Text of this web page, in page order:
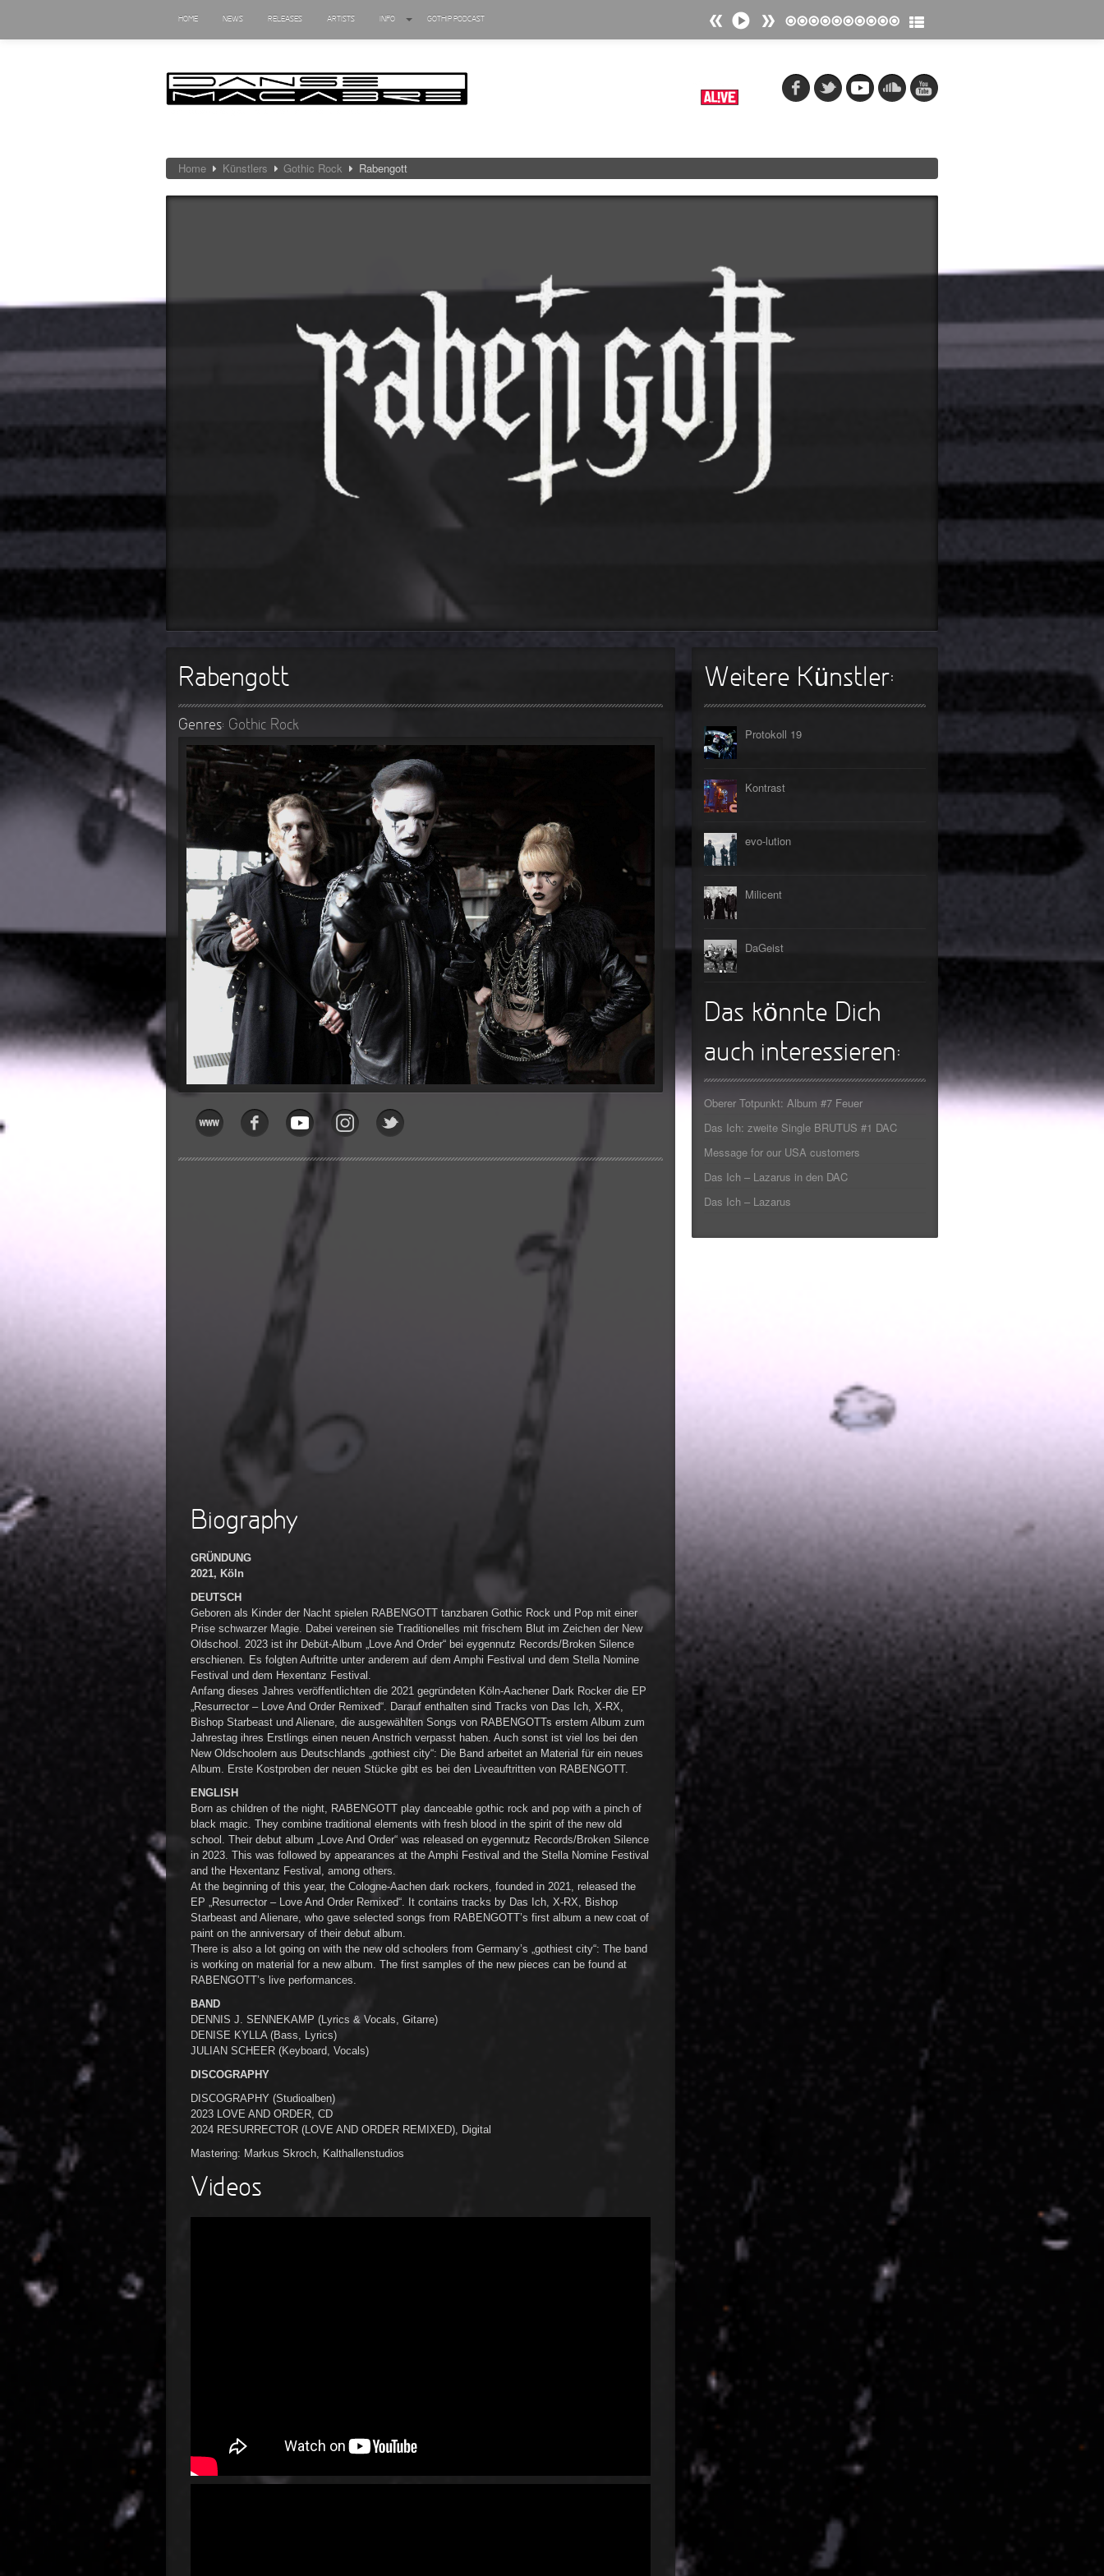
HOME NEWS RELEASES ARTISTS INFO GOTHIP PODCAST
Dia De Los Muertos
Oberer Totpunkt
►
Langfristig gesehen (sind wir alle tot)
Oberer Totpunkt
Blutmond
Oberer Totpunkt
► Totentanz
Oberer Totpunkt
► Teufels Lehrerin
Oberer Totpunkt
►
Oberer Totpunkt
► Untergehen
Oberer Totpunkt
► Geisterfahrt
Oberer Totpunkt
Gevatter Tod
►
►
►
►
►
►
Home Künstlers Gothic Rock Rabengott
Rabengott
Genres: Gothic Rock
Biography
GRÜNDUNG
2021, Köln
DEUTSCH
Geboren als Kinder der Nacht spielen RABENGOTT tanzbaren Gothic Rock und Pop mit einer
Prise schwarzer Magie. Dabei vereinen sie Traditionelles mit frischem Blut im Zeichen der New
Oldschool. 2023 ist ihr Debüt-Album „Love And Order“ bei eygennutz Records/Broken Silence
erschienen. Es folgten Auftritte unter anderem auf dem Amphi Festival und dem Stella Nomine
Festival und dem Hexentanz Festival.
Anfang dieses Jahres veröffentlichten die 2021 gegründeten Köln-Aachener Dark Rocker die EP
„Resurrector – Love And Order Remixed“. Darauf enthalten sind Tracks von Das Ich, X-RX,
Bishop Starbeast und Alienare, die ausgewählten Songs von RABENGOTTs erstem Album zum
Jahrestag ihres Erstlings einen neuen Anstrich verpasst haben. Auch sonst ist viel los bei den
New Oldschoolern aus Deutschlands „gothiest city“: Die Band arbeitet an Material für ein neues
Album. Erste Kostproben der neuen Stücke gibt es bei den Liveauftritten von RABENGOTT.
ENGLISH
Born as children of the night, RABENGOTT play danceable gothic rock and pop with a pinch of
black magic. They combine traditional elements with fresh blood in the spirit of the new old
school. Their debut album „Love And Order“ was released on eygennutz Records/Broken Silence
in 2023. This was followed by appearances at the Amphi Festival and the Stella Nomine Festival
and the Hexentanz Festival, among others.
At the beginning of this year, the Cologne-Aachen dark rockers, founded in 2021, released the
EP „Resurrector – Love And Order Remixed“. It contains tracks by Das Ich, X-RX, Bishop
Starbeast and Alienare, who gave selected songs from RABENGOTT’s first album a new coat of
paint on the anniversary of their debut album.
There is also a lot going on with the new old schoolers from Germany’s „gothiest city“: The band
is working on material for a new album. The first samples of the new pieces can be found at
RABENGOTT’s live performances.
BAND
DENNIS J. SENNEKAMP (Lyrics & Vocals, Gitarre)
DENISE KYLLA (Bass, Lyrics)
JULIAN SCHEER (Keyboard, Vocals)
DISCOGRAPHY
DISCOGRAPHY (Studioalben)
2023 LOVE AND ORDER, CD
2024 RESURRECTOR (LOVE AND ORDER REMIXED), Digital
Mastering: Markus Skroch, Kalthallenstudios
Videos
Weitere Künstler:
Protokoll 19
Kontrast
evo-lution
Milicent
DaGeist
Das könnte Dich
auch interessieren:
Oberer Totpunkt: Album #7 Feuer
Das Ich: zweite Single BRUTUS #1 DAC
Message for our USA customers
Das Ich – Lazarus in den DAC
Das Ich – Lazarus